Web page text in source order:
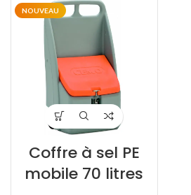
NOUVEAU
Coffre à sel PE
mobile 70 litres